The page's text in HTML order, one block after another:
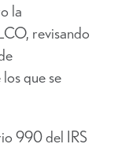
la
revisando
que se
990 del IRS